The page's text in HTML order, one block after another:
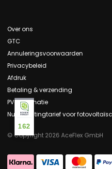
Over ons
GTC
Annuleringsvoorwaarden
Privacybeleid
Afdruk
Betaling & verzending
PV-informatie
Nul belastingtarief voor
© Copyright 2026 AceFlex GmbH
162